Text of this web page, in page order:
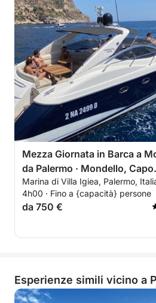
Mezza Giornata in Barca a
da Palermo · Mondello, Capo
Gallo e Riserva Naturale
Marina di Villa Igiea, Palermo,
4h00 · Fino a {capacità} persone
da 750 €
Esperienze simili vicino a